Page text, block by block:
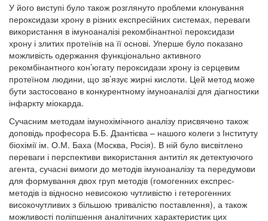
У його виступі було також розглянуто проблеми клонування
пероксидази хрону в різних експресійних системах, переваги
використання в імуноаналізі рекомбінантної пероксидази
хрону і злитих протеїнів на її основі. Уперше було показано
можливість одержання функціонально активного
рекомбінантного кон’югату пероксидази хрону із серцевим
протеїном людини, що зв’язує жирні кислоти. Цей метод може
бути застосовано в конкурентному імуноаналізі для діагностики
інфаркту міокарда.
Сучасним методам імунохімічного аналізу присвячено також
доповідь професора Б.Б. Дзантієва – нашого колеги з Інституту
біохімії ім. О.М. Баха (Москва, Росія). В ній було висвітлено
переваги і перспективи використання антитіл як детектуючого
агента, сучасні вимоги до методів імуноаналізу та передумови
для формування двох груп методів (гомогенних експрес-
методів із відносно невисокою чутливістю і гетерогенних
високочутливих з більшою тривалістю поставлення), а також
можливості поліпшення аналітичних характеристик цих